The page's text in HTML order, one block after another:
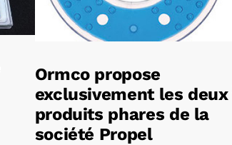
Ormco propose
exclusivement les deux
produits phares de la
société Propel